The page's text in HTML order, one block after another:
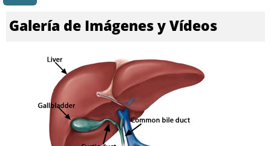
Galería de Imágenes y Vídeos